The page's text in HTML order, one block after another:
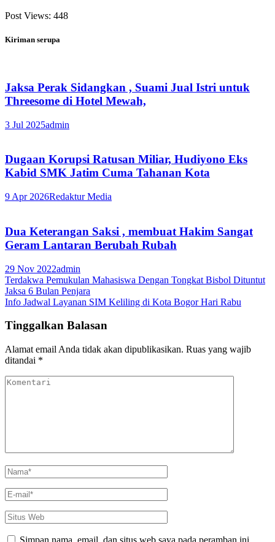
Post Views: 448
Kiriman serupa
Jaksa Perak Sidangkan , Suami Jual Istri untuk
Threesome di Hotel Mewah,
3 Jul 2025admin
Dugaan Korupsi Ratusan Miliar, Hudiyono Eks
Kabid SMK Jatim Cuma Tahanan Kota
9 Apr 2026Redaktur Media
Dua Keterangan Saksi , membuat Hakim Sangat
Geram Lantaran Berubah Rubah
29 Nov 2022admin
Navigasi
pos
Terdakwa Pemukulan Mahasiswa Dengan Tongkat Bisbol Dituntut
Jaksa 6 Bulan Penjara
Info Jadwal Layanan SIM Keliling di Kota Bogor Hari Rabu
Tinggalkan Balasan
Alamat email Anda tidak akan dipublikasikan. Ruas yang wajib
ditandai *
Komentari
Nama*
E-
mail*
Situs
Web
Simpan nama, email, dan situs web saya pada peramban ini